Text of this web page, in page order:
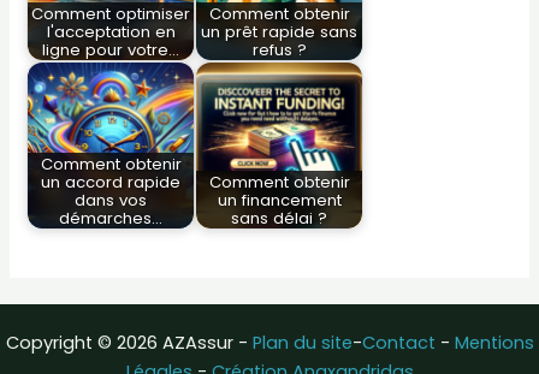
Comment optimiser
l'acceptation en
ligne pour votre…
Comment obtenir
un prêt rapide sans
refus ?
Comment obtenir
un accord rapide
dans vos
démarches…
Comment obtenir
un financement
sans délai ?
Copyright © 2026 AZAssur - Plan du site-Contact - Mentions